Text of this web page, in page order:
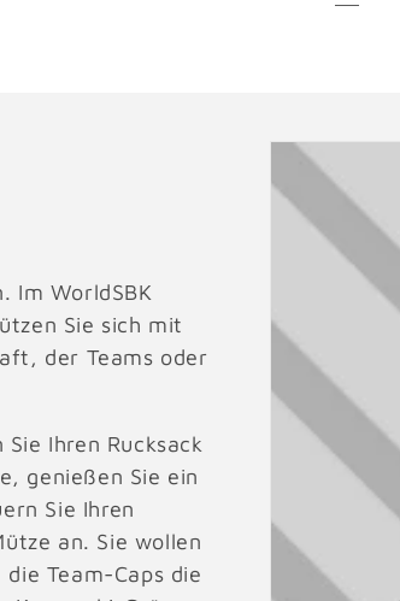
Im WorldSBK
Sie sich mit
der Teams oder
Ihren Rucksack
genießen Sie ein
Sie Ihren
an. Sie wollen
Team-Caps die